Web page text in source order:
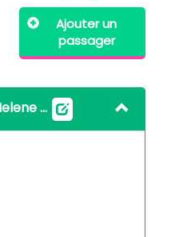
Ajouter un
passager
Voiture de Helene THISSE